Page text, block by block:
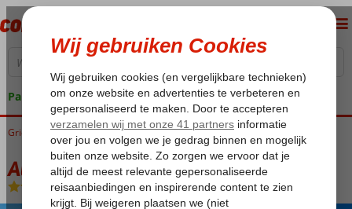
Pakketgarantie
Home
Griekenland Kreta Rethymnon Atlantis Beach Hotel
Atlantis Beach Hotel
Logies en ontbijt-Hotel